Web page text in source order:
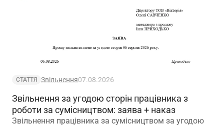
СТАТТЯ Звільнення07.08.2026
Звільнення за угодою сторін працівника з
роботи за сумісництвом: заява + наказ
Звільнення працівника за сумісництвом за угодою